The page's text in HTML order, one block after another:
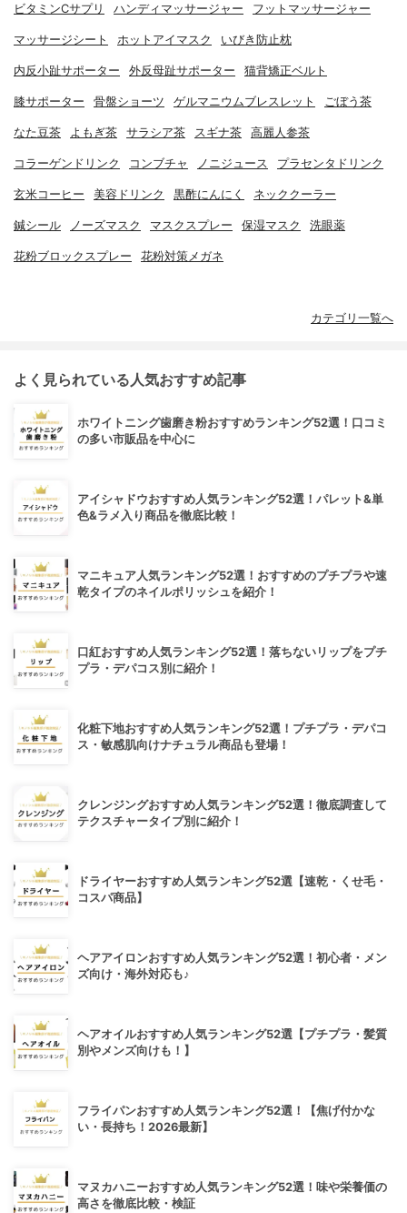
ビタミンCサプリ ハンディマッサージャー フットマッサージャー
マッサージシート ホットアイマスク いびき防止枕
内反小趾サポーター 外反母趾サポーター 猫背矯正ベルト
膝サポーター 骨盤ショーツ ゲルマニウムブレスレット ごぼう茶
なた豆茶 よもぎ茶 サラシア茶 スギナ茶 高麗人参茶
コラーゲンドリンク コンブチャ ノニジュース プラセンタドリンク
玄米コーヒー 美容ドリンク 黒酢にんにく ネッククーラー
鍼シール ノーズマスク マスクスプレー 保湿マスク 洗眼薬
花粉ブロックスプレー 花粉対策メガネ
カテゴリ一覧へ
よく見られている人気おすすめ記事
ホワイトニング歯磨き粉おすすめランキング52選！口コミ
の多い市販品を中心に
アイシャドウおすすめ人気ランキング52選！パレット&単
色&ラメ入り商品を徹底比較！
マニキュア人気ランキング52選！おすすめのプチプラや速
乾タイプのネイルポリッシュを紹介！
口紅おすすめ人気ランキング52選！落ちないリップをプチ
プラ・デパコス別に紹介！
化粧下地おすすめ人気ランキング52選！プチプラ・デパコ
ス・敏感肌向けナチュラル商品も登場！
クレンジングおすすめ人気ランキング52選！徹底調査して
テクスチャータイプ別に紹介！
ドライヤーおすすめ人気ランキング52選【速乾・くせ毛・
コスパ商品】
ヘアアイロンおすすめ人気ランキング52選！初心者・メン
ズ向け・海外対応も♪
ヘアオイルおすすめ人気ランキング52選【プチプラ・髪質
別やメンズ向けも！】
フライパンおすすめ人気ランキング52選！【焦げ付かな
い・長持ち！2026最新】
マヌカハニーおすすめ人気ランキング52選！味や栄養価の
高さを徹底比較・検証